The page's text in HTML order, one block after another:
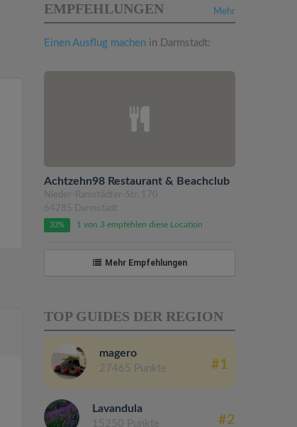
Mehr
EMPFEHLUNGEN
Einen Ausflug machen in Darmstadt:
Achtzehn98 Restaurant & Beachclub
Nieder-Ramstädter-Str. 170
64285 Darmstadt
33% 1 von 3 empfehlen diese Location
Mehr Empfehlungen
TOP GUIDES DER REGION
magero
27465 Punkte #1
Lavandula
15250 Punkte #2